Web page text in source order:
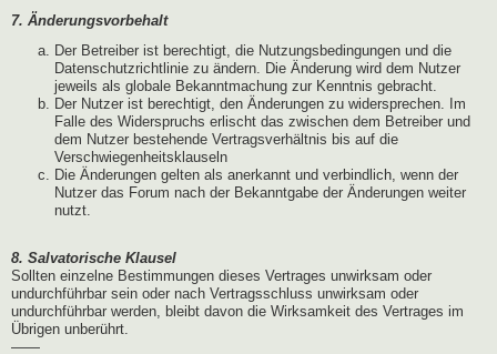
7. Änderungsvorbehalt
Der Betreiber ist berechtigt, die Nutzungsbedingungen und die
Datenschutzrichtlinie zu ändern. Die Änderung wird dem Nutzer
jeweils als globale Bekanntmachung zur Kenntnis gebracht.
Der Nutzer ist berechtigt, den Änderungen zu widersprechen. Im
Falle des Widerspruchs erlischt das zwischen dem Betreiber und
dem Nutzer bestehende Vertragsverhältnis bis auf die
Verschwiegenheitsklauseln
Die Änderungen gelten als anerkannt und verbindlich, wenn der
Nutzer das Forum nach der Bekanntgabe der Änderungen weiter
nutzt.
8. Salvatorische Klausel
Sollten einzelne Bestimmungen dieses Vertrages unwirksam oder
undurchführbar sein oder nach Vertragsschluss unwirksam oder
undurchführbar werden, bleibt davon die Wirksamkeit des Vertrages im
Übrigen unberührt.
——